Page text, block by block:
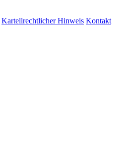
Kartellrechtlicher Hinweis Kontakt